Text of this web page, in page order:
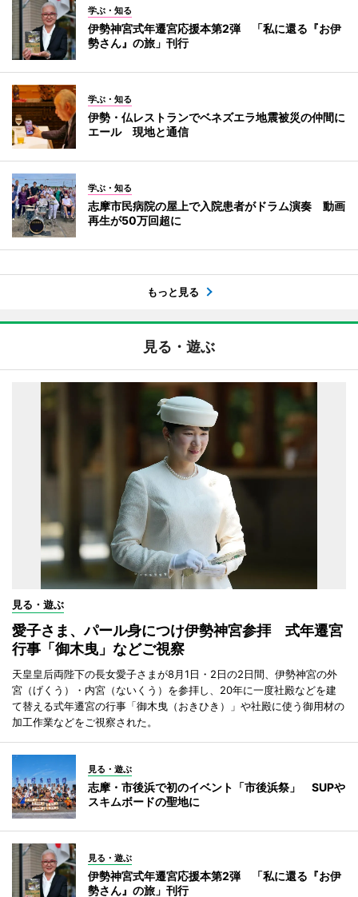
学ぶ・知る
伊勢神宮式年遷宮応援本第2弾 「私に還る『お伊
勢さん』の旅」刊行
学ぶ・知る
伊勢・仏レストランでベネズエラ地震被災の仲間に
エール 現地と通信
学ぶ・知る
志摩市民病院の屋上で入院患者がドラム演奏 動画
再生が50万回超に
もっと見る
見る・遊ぶ
見る・遊ぶ
愛子さま、パール身につけ伊勢神宮参拝 式年遷宮
行事「御木曳」などご視察
天皇皇后両陛下の長女愛子さまが8月1日・2日の2日間、伊勢神宮の外
宮（げくう）・内宮（ないくう）を参拝し、20年に一度社殿などを建
て替える式年遷宮の行事「御木曳（おきひき）」や社殿に使う御用材の
加工作業などをご視察された。
見る・遊ぶ
志摩・市後浜で初のイベント「市後浜祭」 SUPや
スキムボードの聖地に
見る・遊ぶ
伊勢神宮式年遷宮応援本第2弾 「私に還る『お伊
勢さん』の旅」刊行